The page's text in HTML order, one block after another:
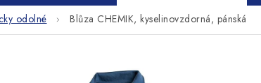
odolné Blůza CHEMIK, kyselinovzdorná, pánská